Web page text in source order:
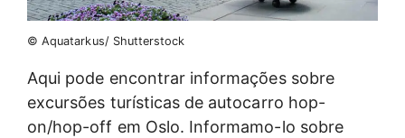
© Aquatarkus/ Shutterstock
Aqui pode encontrar informações sobre
excursões turísticas de autocarro hop-
on/hop-off em Oslo. Informamo-lo sobre